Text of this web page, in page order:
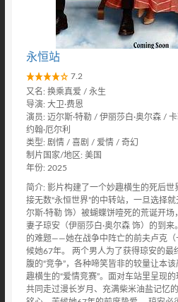
永恒站
7.2
又名: 换乘真爱 / 永生
导演: 大卫·费恩
演员: 迈尔斯·特勒 / 伊丽莎白·奥尔森 /
约翰·厄尔利
类型: 剧情 / 喜剧 / 爱情 / 奇幻
制片国家/地区: 美国
年份: 2025
简介: 影片构建了一个妙趣横生的死后
接无数“永恒世界”的中转站，一旦选择
尔斯·特勒 饰）被蝴蝶饼噎死的荒诞开
妻子琼安（伊丽莎白·奥尔森 饰）的到
的难题——她在战争中阵亡的前夫卢克（
候她67年。 两个男人为了获得琼安的最
腹的“竞争”，各种啼笑皆非的较量让本
趣横生的“爱情竞赛”。面对车站里呈现
共同走过漫长岁月、充满柴米油盐记忆